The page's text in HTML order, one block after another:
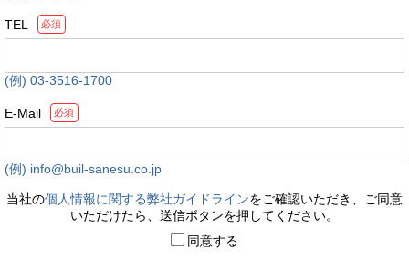
TEL 必須
(例) 03-3516-1700
E-Mail 必須
(例) info@buil-sanesu.co.jp
当社の個人情報に関する弊社ガイドラインをご確認いただき、ご同意
いただけたら、送信ボタンを押してください。
同意する